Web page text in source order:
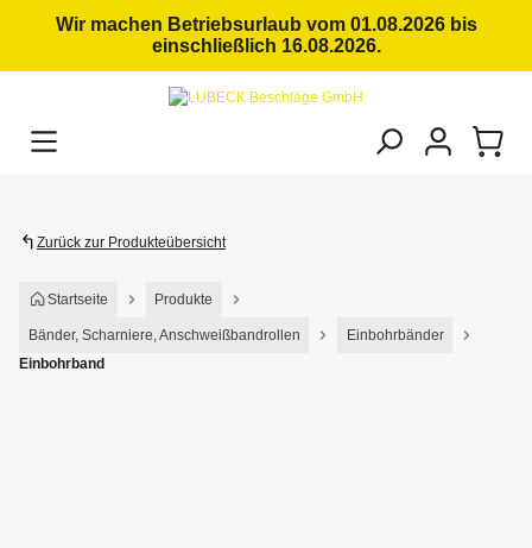
springenWir machen Betriebsurlaub vom 01.08.2026 bis
einschließlich 16.08.2026.
Zurück zur Produkteübersicht
Startseite Produkte
Bänder, Scharniere, Anschweißbandrollen
Einbohrbänder
Einbohrband